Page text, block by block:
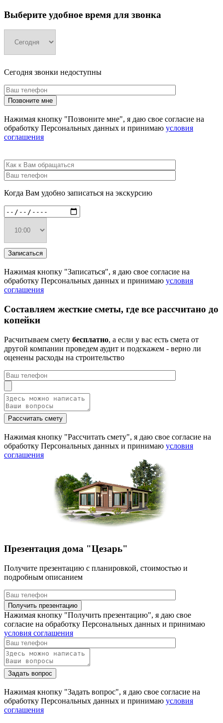
Выберите удобное время для звонка
Сегодня звонки недоступны
Нажимая кнопку "Позвоните мне", я даю свое согласие на
обработку Персональных данных и принимаю условия
соглашения
Когда Вам удобно записаться на экскурсию
Нажимая кнопку "Записаться", я даю свое согласие на
обработку Персональных данных и принимаю условия
соглашения
Составляем жесткие сметы, где все рассчитано до
копейки
Расчитываем смету бесплатно, а если у вас есть смета от
другой компании проведем аудит и подскажем - верно ли
оценены расходы на строительство
Нажимая кнопку "Рассчитать смету", я даю свое согласие на
обработку Персональных данных и принимаю условия
соглашения
Презентация дома "Цезарь"
Получите презентацию с планировкой, стоимостью и
подробным описанием
Нажимая кнопку "Получить презентацию", я даю свое
согласие на обработку Персональных данных и принимаю
условия соглашения
Нажимая кнопку "Задать вопрос", я даю свое согласие на
обработку Персональных данных и принимаю условия
соглашения